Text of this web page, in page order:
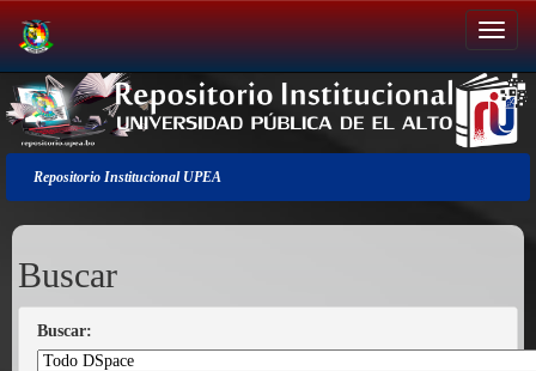
Salir
de
la
navegación
Repositorio Institucional UPEA
Buscar
Buscar: